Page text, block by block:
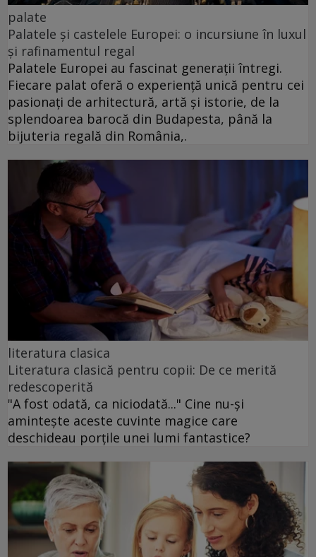
palate
Palatele și castelele Europei: o incursiune în luxul
și rafinamentul regal
Palatele Europei au fascinat generații întregi.
Fiecare palat oferă o experiență unică pentru cei
pasionați de arhitectură, artă și istorie, de la
splendoarea barocă din Budapesta, până la
bijuteria regală din România,.
literatura clasica
Literatura clasică pentru copii: De ce merită
redescoperită
"A fost odată, ca niciodată..." Cine nu-și
amintește aceste cuvinte magice care
deschideau porțile unei lumi fantastice?